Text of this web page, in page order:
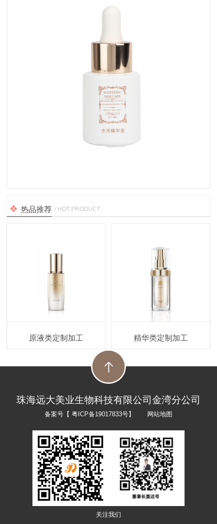
热品推荐 / HOT PRODUCT
原液类定制加工 精华类定制加工
珠海远大美业生物科技有限公司金湾分公司
备案号【 粤ICP备19017833号】 网站地图
关注我们